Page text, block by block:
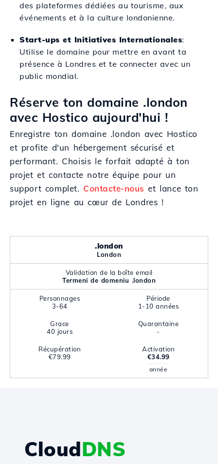
des plateformes dédiées au tourisme, aux
événements et à la culture londonienne.
Start-ups et Initiatives Internationales:
Utilise le domaine pour mettre en avant ta
présence à Londres et te connecter avec un
public mondial.
Réserve ton domaine .london
avec Hostico aujourd'hui !
Enregistre ton domaine .london avec Hostico
et profite d'un hébergement sécurisé et
performant. Choisis le forfait adapté à ton
projet et contacte notre équipe pour un
support complet. Contacte-nous et lance ton
projet en ligne au cœur de Londres !
.london
London
Validation de la boîte email
Termeni de domeniu .london
Personnages
3-64
Période
1-10 années
Grace
40 jours
Quarantaine
-
Récupération
€79.99
Activation
€34.99
année
CloudDNS